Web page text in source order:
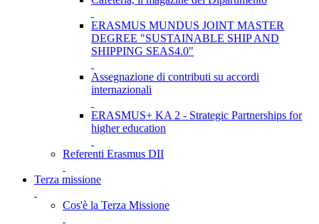
ERASMUS MUNDUS JOINT MASTER
DEGREE "SUSTAINABLE SHIP AND
SHIPPING SEAS4.0"
Assegnazione di contributi su accordi
internazionali
ERASMUS+ KA 2 - Strategic Partnerships for
higher education
Referenti Erasmus DII
Terza missione
Cos'è la Terza Missione